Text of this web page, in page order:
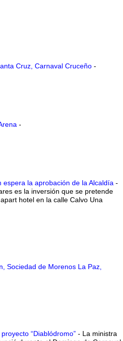
Cruz, Carnaval Cruceño -
-
la aprobación de la Alcaldía -
es la inversión que se pretende
hotel en la calle Calvo Una
Sociedad de Morenos La Paz,
“Diablódromo” - La ministra